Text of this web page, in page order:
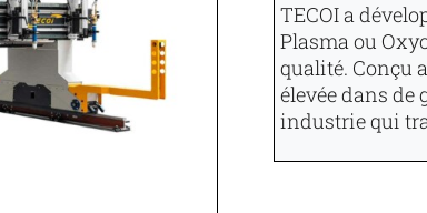
TECOI a
Plasma ou
qualité. Conçu
élevée dans
industrie qui